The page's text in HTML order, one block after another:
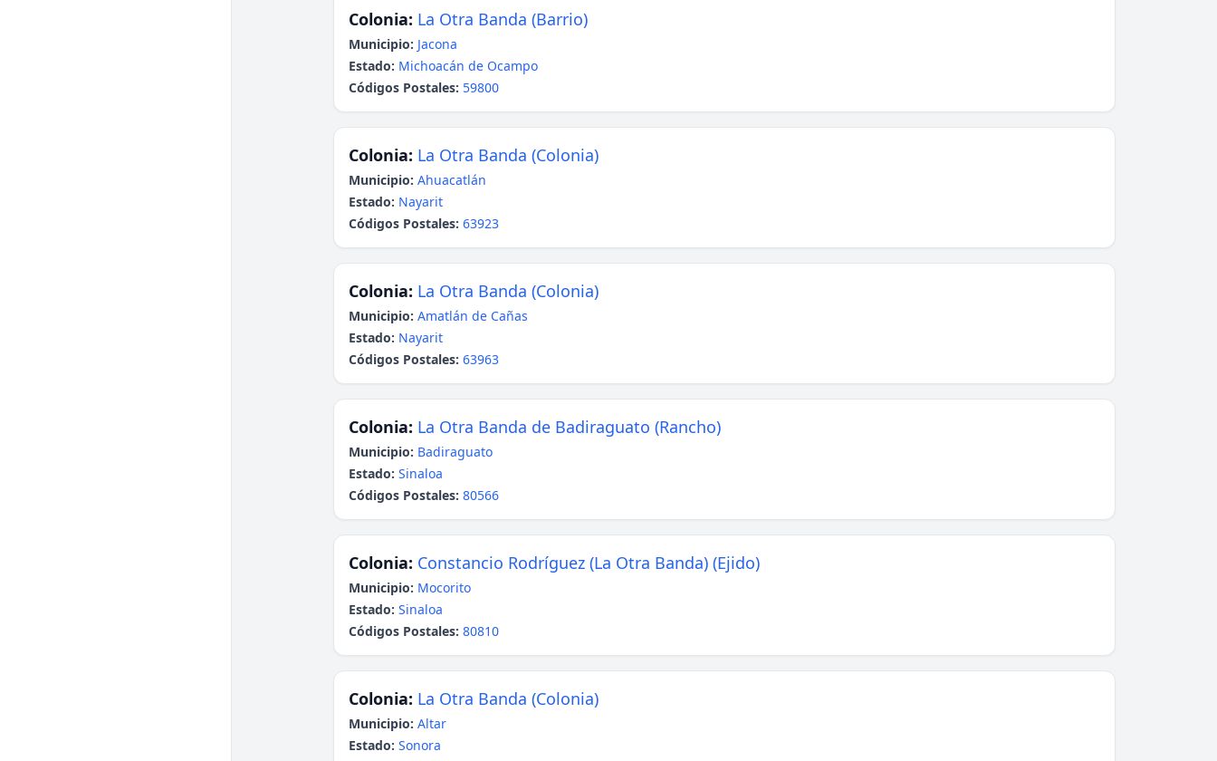
Colonia: La Otra Banda (Barrio)
Municipio: Jacona
Estado: Michoacán de Ocampo
Códigos Postales: 59800
Colonia: La Otra Banda (Colonia)
Municipio: Ahuacatlán
Estado: Nayarit
Códigos Postales: 63923
Colonia: La Otra Banda (Colonia)
Municipio: Amatlán de Cañas
Estado: Nayarit
Códigos Postales: 63963
Colonia: La Otra Banda de Badiraguato (Rancho)
Municipio: Badiraguato
Estado: Sinaloa
Códigos Postales: 80566
Colonia: Constancio Rodríguez (La Otra Banda) (Ejido)
Municipio: Mocorito
Estado: Sinaloa
Códigos Postales: 80810
Colonia: La Otra Banda (Colonia)
Municipio: Altar
Estado: Sonora